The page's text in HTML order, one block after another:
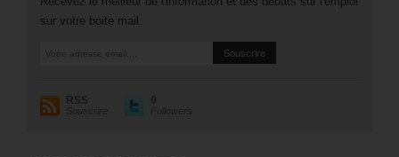
sur votre boite mail.
RSS
Souscrire
0
Followers